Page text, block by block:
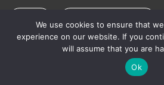
Véhicules électriques
We use cookies to ensure that
experience on our website. If you
will assume that you are
Ok